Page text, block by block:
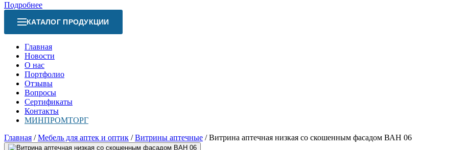
Подробнее
КАТАЛОГ ПРОДУКЦИИ
Главная
Новости
О нас
Портфолио
Отзывы
Вопросы
Сертификаты
Контакты
МИНПРОМТОРГ
Главная / Мебель для аптек и оптик / Витрины аптечные / Витрина аптечная низкая со скошенным фасадом ВАН 06